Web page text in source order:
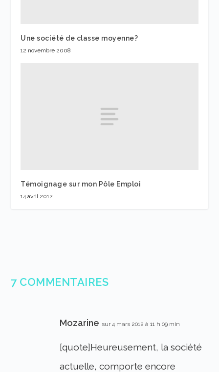
Une société de classe moyenne?
12 novembre 2008
Témoignage sur mon Pôle Emploi
14 avril 2012
7 COMMENTAIRES
Mozarine sur 4 mars 2012 à 11 h 09 min
[quote]Heureusement, la société
actuelle, comporte encore